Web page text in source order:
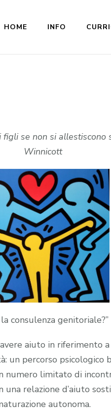
HOME INFO
se non si allestiscono
Winnicott
la consulenza genitoriale?”
aiuto in riferimento
un percorso psicologico
limitato di
relazione d’aiuto
autonoma.